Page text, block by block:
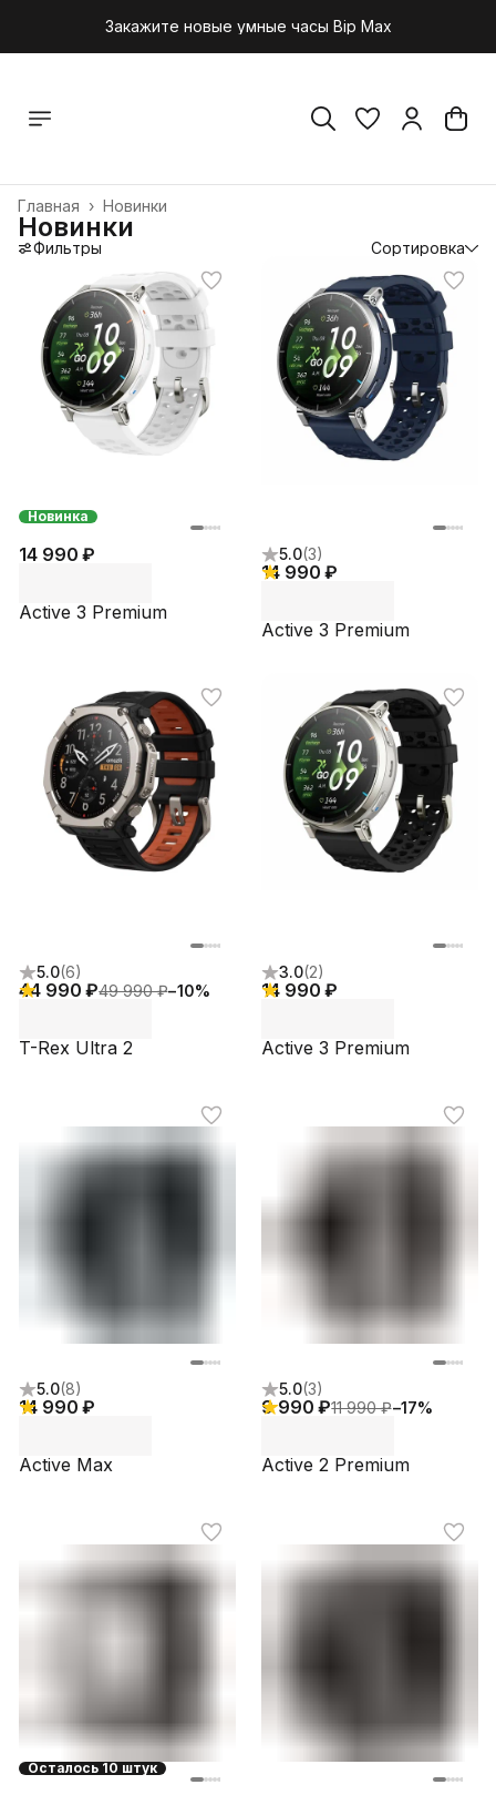
Закажите новые умные часы Bip Max
Новинки
Главная ›
Новинки
Фильтры Сортировка
Новинка
14 990 ₽
Active 3 Premium
5.0(3)
14 990 ₽
Active 3 Premium
5.0(6)
44 990 ₽49 990 ₽−10%
T-Rex Ultra 2
3.0(2)
14 990 ₽
Active 3 Premium
5.0(8)
14 990 ₽
Active Max
5.0(3)
9 990 ₽11 990 ₽−17%
Active 2 Premium
Осталось 10 штук